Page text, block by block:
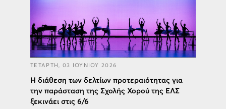
ΤΕΤΑΡΤΗ, 03 ΙΟΥΝΙΟΥ 2026
H διάθεση των δελτίων προτεραιότητας για
την παράσταση της Σχολής Χορού της ΕΛΣ
ξεκινάει στις 6/6